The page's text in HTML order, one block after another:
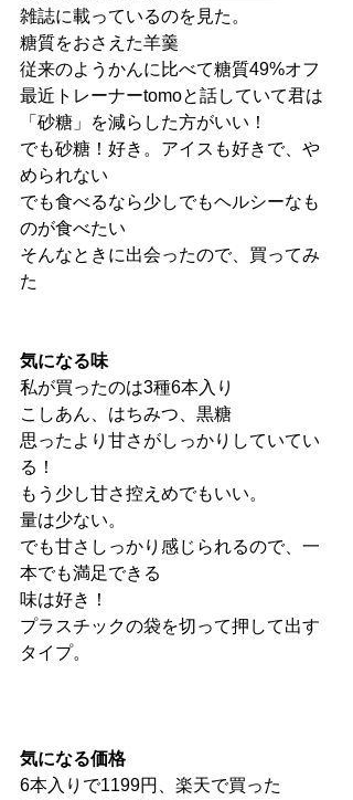
雑誌に載っているのを見た。
糖質をおさえた羊羹
従来のようかんに比べて糖質49%オフ
最近トレーナーtomoと話していて君は
「砂糖」を減らした方がいい！
でも砂糖！好き。アイスも好きで、や
められない
でも食べるなら少しでもヘルシーなも
のが食べたい
そんなときに出会ったので、買ってみ
た
気になる味
私が買ったのは3種6本入り
こしあん、はちみつ、黒糖
思ったより甘さがしっかりしていてい
る！
もう少し甘さ控えめでもいい。
量は少ない。
でも甘さしっかり感じられるので、一
本でも満足できる
味は好き！
プラスチックの袋を切って押して出す
タイプ。
気になる価格
6本入りで1199円、楽天で買った